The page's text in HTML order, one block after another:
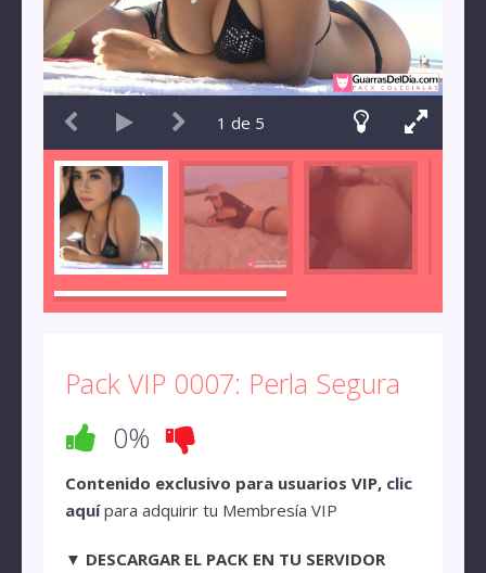
1 de 5
Pack VIP 0007: Perla Segura
0%
Contenido exclusivo para usuarios VIP, clic
aquípara adquirir tu Membresía VIP
▼ DESCARGAR EL PACK EN TU SERVIDOR